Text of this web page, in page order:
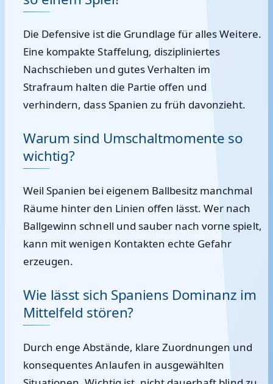
Die Defensive ist die Grundlage für alles Weitere.
Eine kompakte Staffelung, diszipliniertes
Nachschieben und gutes Verhalten im
Strafraum halten die Partie offen und
verhindern, dass Spanien zu früh davonzieht.
Warum sind Umschaltmomente so
wichtig?
Weil Spanien bei eigenem Ballbesitz manchmal
Räume hinter den Linien offen lässt. Wer nach
Ballgewinn schnell und sauber nach vorne spielt,
kann mit wenigen Kontakten echte Gefahr
erzeugen.
Wie lässt sich Spaniens Dominanz im
Mittelfeld stören?
Durch enge Abstände, klare Zuordnungen und
konsequentes Anlaufen in ausgewählten